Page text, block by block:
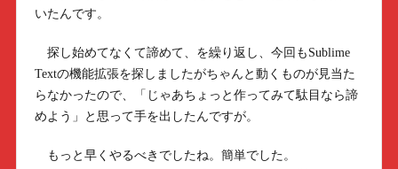
いたんです。
探し始めてなくて諦めて、を繰り返し、今回もSublime
Textの機能拡張を探しましたがちゃんと動くものが見当た
らなかったので、「じゃあちょっと作ってみて駄目なら諦
めよう」と思って手を出したんですが。
もっと早くやるべきでしたね。簡単でした。